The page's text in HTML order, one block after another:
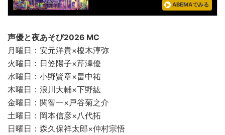
ABEMAでみる
声優と夜あそび2026 MC
月曜日：安元洋貴×榎木淳弥
火曜日：日笠陽子×芹澤優
水曜日：小野賢章×畠中祐
木曜日：浪川大輔×下野紘
金曜日：関智一×戸谷菊之介
土曜日：岡本信彦×八代拓
日曜日：森久保祥太郎×仲村宗悟